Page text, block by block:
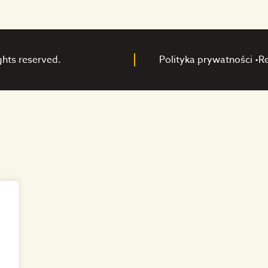
reserved. Polityka prywatności •